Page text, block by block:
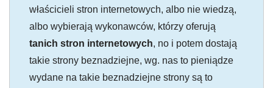
właścicieli stron internetowych, albo nie wiedzą,
albo wybierają wykonawców, którzy oferują
tanich stron internetowych, no i potem dostają
takie strony beznadziejne, wg. nas to pieniądze
wydane na takie beznadziejne strony są to